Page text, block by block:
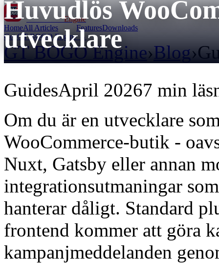
GT BOGOEngine
HomeAll Articles FeaturesDownloads
Get GT BOGO Engine →
GT BOGO Engine›Blog›
Huvudlös
utvecklare
GuidesApril 20267 min
Om du är en utvecklare
WooCommerce-butik -
Nuxt, Gatsby eller annan
integrationsutmaningar
hanterar dåligt. Standard
frontend kommer att göra
kampanjmeddelanden